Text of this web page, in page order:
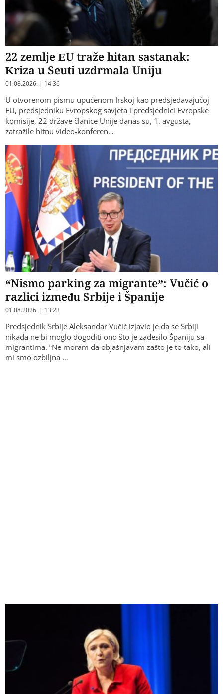
22 zemlje EU traže hitan sastanak:
Kriza u Seuti uzdrmala Uniju
01.08.2026. | 14:36
U otvorenom pismu upućenom Irskoj kao predsjedavajućoj
EU, predsjedniku Evropskog savjeta i predsjednici Evropske
komisije, 22 države članice Unije danas su, 1. avgusta,
zatražile hitnu video-konferen…
“Nismo parking za migrante”: Vučić o
razlici između Srbije i Španije
01.08.2026. | 13:23
Predsjednik Srbije Aleksandar Vučić izjavio je da se Srbiji
nikada ne bi moglo dogoditi ono što je zadesilo Španiju sa
migrantima. “Ne moram da objašnjavam zašto je to tako, ali
mi smo ozbiljna …